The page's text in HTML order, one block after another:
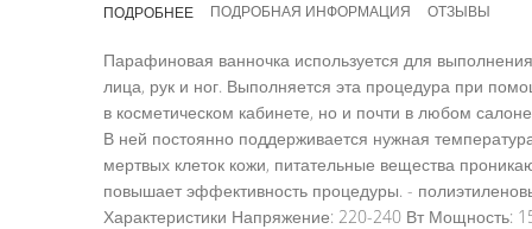
галереи
изображений
ПОДРОБНЕЕ
Парафиновая ванночка используется для
лица, рук и ног. Выполняется эта процедура при
в косметическом кабинете, но и почти в любом
В ней постоянно поддерживается нужная
мертвых клеток кожи, питательные вещества
повышает эффективность процедуры. -
Характеристики Напряжение: 220-240 Вт Мощность:
ПОДРОБНАЯ ИНФОРМАЦИЯ ОТЗЫВЫ